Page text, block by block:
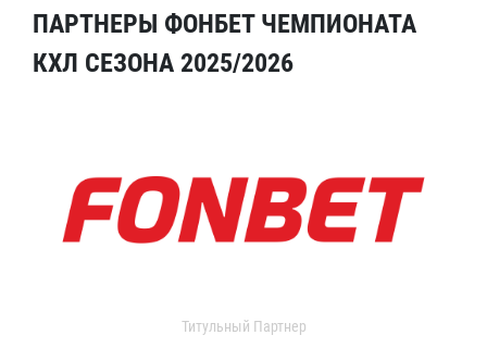
ПАРТНЕРЫ ФОНБЕТ ЧЕМПИОНАТА
КХЛ СЕЗОНА 2025/2026
Титульный Партнер